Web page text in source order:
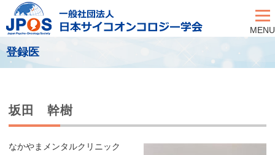
MENU
登録医
坂田 幹樹
なかやまメンタルクリニック